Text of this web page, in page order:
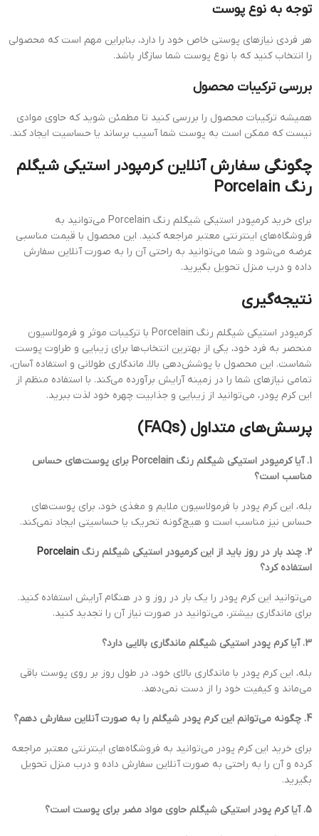
توجه به نوع پوست
هر فردی نیازهای پوستی خاص خود را دارد، بنابراین مهم است که محصولی
را انتخاب کنید که با نوع پوست شما سازگار باشد.
بررسی ترکیبات محصول
همیشه ترکیبات محصول را بررسی کنید تا مطمئن شوید که حاوی موادی
نیست که ممکن است به پوست شما آسیب برساند یا حساسیت ایجاد کند.
چگونگی سفارش آنلاین کرمپودر استیکی شیگلم
رنگ Porcelain
برای خرید کرمپودر استیکی شیگلم رنگ Porcelain می‌توانید به
فروشگاه‌های اینترنتی معتبر مراجعه کنید. این محصول با قیمت مناسبی
عرضه می‌شود و شما می‌توانید به راحتی آن را به صورت آنلاین سفارش
داده و درب منزل تحویل بگیرید.
نتیجه‌گیری
کرمپودر استیکی شیگلم رنگ Porcelain با ترکیبات موثر و فرمولاسیون
منحصر به فرد خود، یکی از بهترین انتخاب‌ها برای زیبایی و طراوت پوست
شماست. این محصول با پوشش‌دهی بالا، ماندگاری طولانی و استفاده آسان،
تمامی نیازهای شما را در زمینه آرایش برآورده می‌کند. با استفاده منظم از
این کرم پودر، می‌توانید از زیبایی و جذابیت چهره خود لذت ببرید.
پرسش‌های متداول (FAQs)
1. آیا کرمپودر استیکی شیگلم رنگ Porcelain برای پوست‌های حساس
مناسب است؟
بله، این کرم پودر با فرمولاسیون ملایم و مغذی خود، برای پوست‌های
حساس نیز مناسب است و هیچ‌گونه تحریک یا حساسیتی ایجاد نمی‌کند.
2. چند بار در روز باید از این کرمپودر استیکی شیگلم رنگ
Porcelain
استفاده کرد؟
می‌توانید این کرم پودر را یک بار در روز و در هنگام آرایش استفاده کنید.
برای ماندگاری بیشتر، می‌توانید در صورت نیاز آن را تجدید کنید.
3. آیا کرم پودر استیکی شیگلم ماندگاری بالایی دارد؟
بله، این کرم پودر با ماندگاری بالای خود، در طول روز بر روی پوست باقی
می‌ماند و کیفیت خود را از دست نمی‌دهد.
4. چگونه می‌توانم این کرم پودر شیگلم را به صورت آنلاین سفارش دهم؟
برای خرید این کرم پودر می‌توانید به فروشگاه‌های اینترنتی معتبر مراجعه
کرده و آن را به راحتی به صورت آنلاین سفارش داده و درب منزل تحویل
بگیرید.
5. آیا کرم پودر استیکی شیگلم حاوی مواد مضر برای پوست است؟